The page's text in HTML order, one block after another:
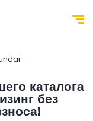
каталога
без